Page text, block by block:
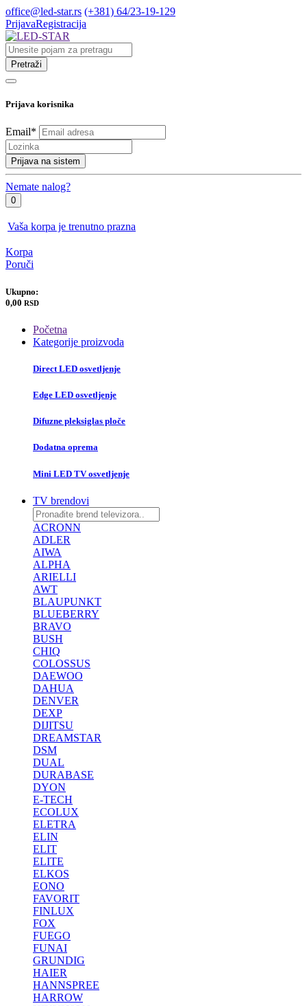
office@led-star.rs (+381) 64/23-19-129
PrijavaRegistracija
Pretraži
Prijava korisnika
Email*
Prijava na sistem
Nemate nalog?
0
Vaša korpa je trenutno prazna
Korpa
Poruči
Ukupno:
0,00 RSD
Početna
Kategorije proizvoda
Direct LED osvetljenje
Edge LED osvetljenje
Difuzne pleksiglas ploče
Dodatna oprema
Mini LED TV osvetljenje
TV brendovi
ACRONN
ADLER
AIWA
ALPHA
ARIELLI
AWT
BLAUPUNKT
BLUEBERRY
BRAVO
BUSH
CHIQ
COLOSSUS
DAEWOO
DAHUA
DENVER
DEXP
DIJITSU
DREAMSTAR
DSM
DUAL
DURABASE
DYON
E-TECH
ECOLUX
ELETRA
ELIN
ELIT
ELITE
ELKOS
EONO
FAVORIT
FINLUX
FOX
FUEGO
FUNAI
GRUNDIG
HAIER
HANNSPREE
HARROW